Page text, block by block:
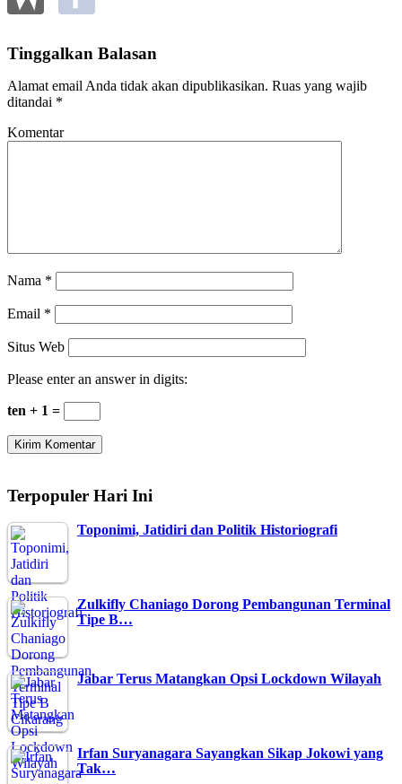
Tinggalkan Balasan
Alamat email Anda tidak akan dipublikasikan. Ruas yang wajib
ditandai *
Komentar
Nama *
Email *
Situs Web
Please enter an answer in digits:
ten + 1 =
Terpopuler Hari Ini
Toponimi, Jatidiri dan Politik Historiografi
Zulkifly Chaniago Dorong Pembangunan Terminal
Tipe B…
Jabar Terus Matangkan Opsi Lockdown Wilayah
Irfan Suryanagara Sayangkan Sikap Jokowi yang
Tak…